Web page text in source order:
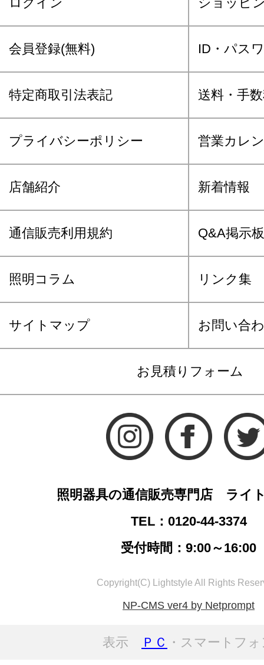
会員登録(無料) ID・パス
特定商取引法表記 送料・手
プライバシーポリシー 営業カレ
店舗紹介 新着情報
通信販売利用規約 Q&A掲示板
照明コラム リンク集
サイトマップ お問い合
お見積りフォーム
照明器具の通信販売専門店 ライ
TEL：0120-44-3374
受付時間：9:00～16:00
Copyright(C) Lightstyle All Rights
NP-CMS ver4 by Netprompt
表示 ＰＣ ・スマートフ